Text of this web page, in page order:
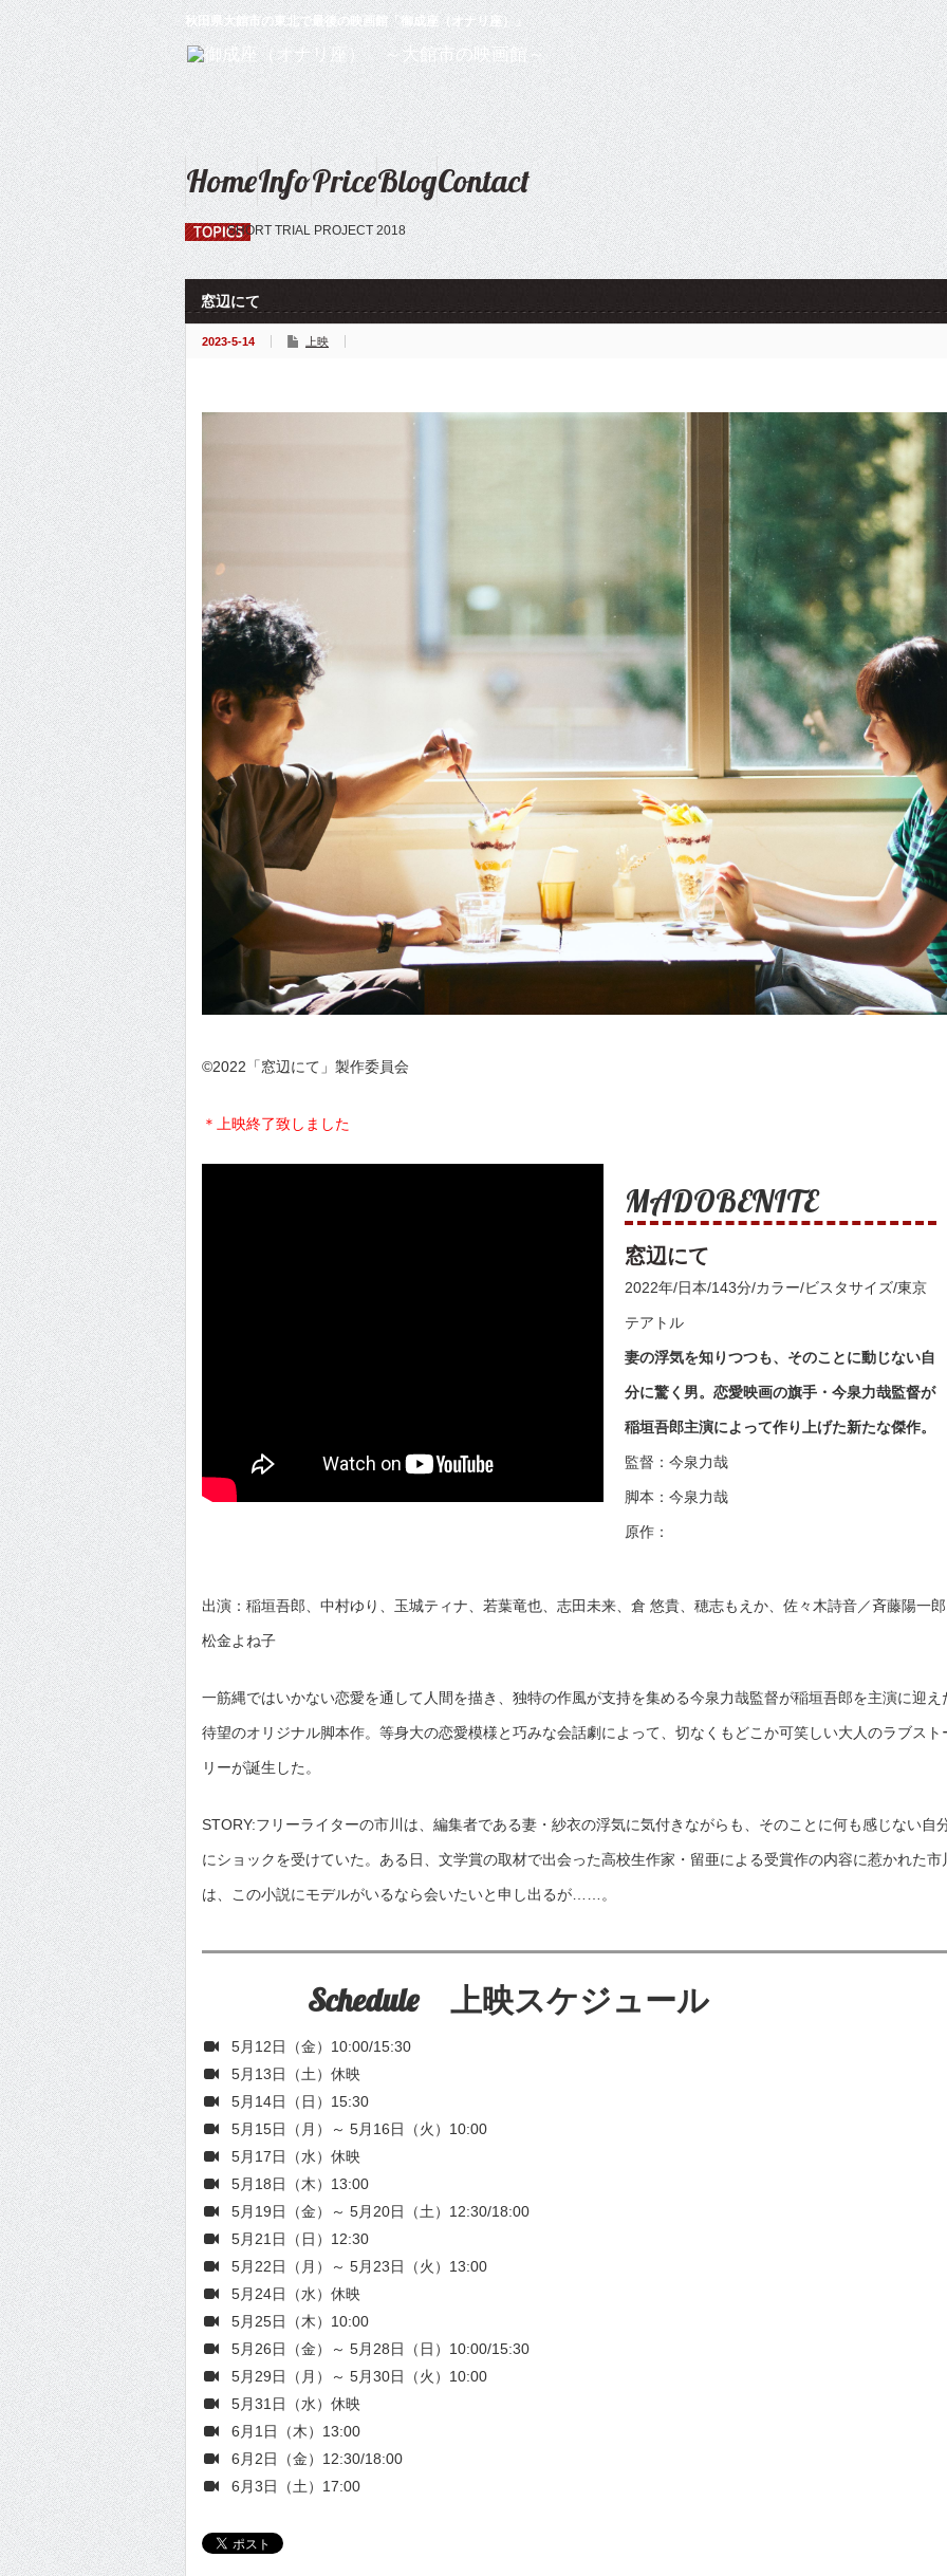
秋田県大館市の東北で最後の映画館「御成座（オナリ座）」
HomeInfoPriceBlogContact
SHORT TRIAL PROJECT 2018
窓辺にて
2023-5-14 上映
©2022「窓辺にて」製作委員会
＊上映終了致しました
MADOBENITE
窓辺にて
2022年/日本/143分/カラー/ビスタサイズ/東京
テアトル
妻の浮気を知りつつも、そのことに動じない自
分に驚く男。恋愛映画の旗手・今泉力哉監督が
稲垣吾郎主演によって作り上げた新たな傑作。
監督：今泉力哉
脚本：今泉力哉
原作：
出演：稲垣吾郎、中村ゆり、玉城ティナ、若葉竜也、志田未来、倉 悠貴、穂志もえか、佐々木詩音／斉藤陽一
松金よね子
一筋縄ではいかない恋愛を通して人間を描き、独特の作風が支持を集める今泉力哉監督が稲垣吾郎を主演に迎え
待望のオリジナル脚本作。等身大の恋愛模様と巧みな会話劇によって、切なくもどこか可笑しい大人のラブスト
リーが誕生した。
STORY:フリーライターの市川は、編集者である妻・紗衣の浮気に気付きながらも、そのことに何も感じない自
にショックを受けていた。ある日、文学賞の取材で出会った高校生作家・留亜による受賞作の内容に惹かれた市
は、この小説にモデルがいるなら会いたいと申し出るが……。
Schedule 上映スケジュール
5月12日（金）10:00/15:30
5月13日（土）休映
5月14日（日）15:30
5月15日（月）～ 5月16日（火）10:00
5月17日（水）休映
5月18日（木）13:00
5月19日（金）～ 5月20日（土）12:30/18:00
5月21日（日）12:30
5月22日（月）～ 5月23日（火）13:00
5月24日（水）休映
5月25日（木）10:00
5月26日（金）～ 5月28日（日）10:00/15:30
5月29日（月）～ 5月30日（火）10:00
5月31日（水）休映
6月1日（木）13:00
6月2日（金）12:30/18:00
6月3日（土）17:00